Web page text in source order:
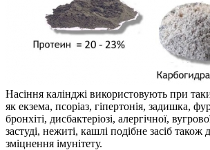
Насіння калінджі використовують при
як екзема, псоріаз, гіпертонія, задишка,
бронхіті, дисбактеріозі, алергічної,
застуді, нежиті, кашлі подібне засіб також
зміцнення імунітету.